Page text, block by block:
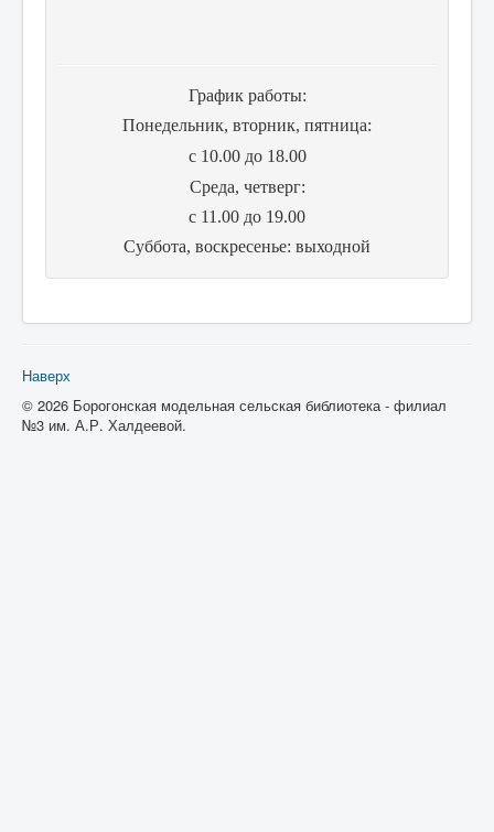
График работы:
Понедельник, вторник, пятница:
с 10.00 до 18.00
Cреда, четверг:
с 11.00 до 19.00
Суббота, воскресенье: выходной
Наверх
© 2026 Борогонская модельная сельская библиотека - филиал
№3 им. А.Р. Халдеевой.